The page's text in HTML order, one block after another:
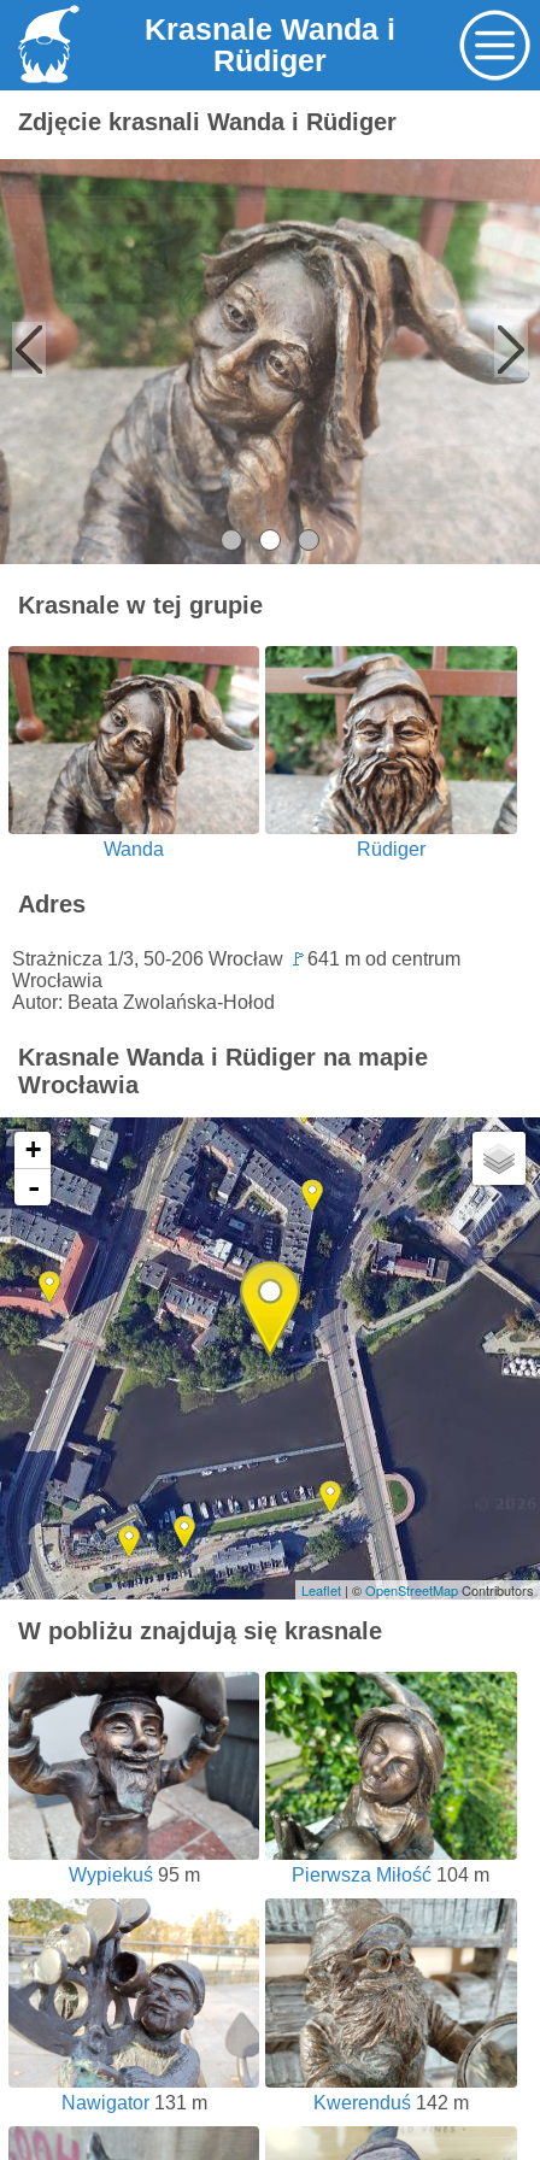
Krasnale Wanda i
Rüdiger
Zdjęcie krasnali Wanda i Rüdiger
Krasnale w tej grupie
Wanda Rüdiger
Adres
Strażnicza 1/3, 50-206 Wrocław 🚩641 m od centrum
Wrocławia
Autor: Beata Zwolańska-Hołod
Krasnale Wanda i Rüdiger na mapie
Wrocławia
+
-
Leaflet | ©OpenStreetMapContributors
W pobliżu znajdują się krasnale
Wypiekuś95 m Pierwsza Miłość 104 m
Nawigator131 m Kwerenduś142 m